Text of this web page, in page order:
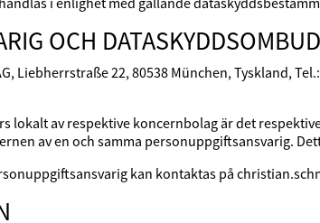
OCH DATASKYDDSOMBUD
Liebherrstraße 22, 80538 München, Tyskland,
lokalt av respektive koncernbolag är det
av en och samma personuppgiftsansvarig.
kan kontaktas på